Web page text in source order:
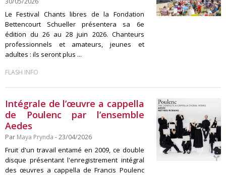
Le Festival Chants libres de la Fondation
Bettencourt Schueller présentera sa 6e
édition du 26 au 28 juin 2026. Chanteurs
professionnels et amateurs, jeunes et
adultes : ils seront plus ...
FLASH INFO
Intégrale de l’œuvre a cappella
de Poulenc par l’ensemble
Aedes
Par Maya Prynda - 23/04/2026
Fruit d'un travail entamé en 2009, ce double
disque présentant l'enregistrement intégral
des œuvres a cappella de Francis Poulenc